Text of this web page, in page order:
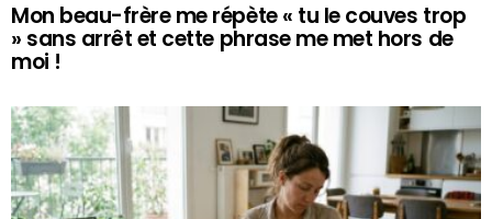
Mon beau-frère me répète « tu le couves trop
» sans arrêt et cette phrase me met hors de
moi !